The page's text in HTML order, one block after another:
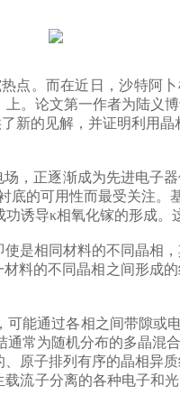
点。而在近日，沙特阿
上。论文第一作者为陆义
新的见解，并证明利用晶
，正逐渐成为先进电子
的可用性而最受关注
诱导κ相氧化镓的形成
是相同材料的不同晶相
材料的不同晶相之间形
可能通过各相之间带隙或
常为随机分布的多晶混
原子排列有序的晶相异
流子分离的各种电子和